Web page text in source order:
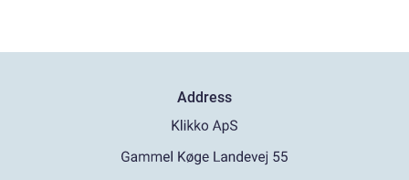
Address